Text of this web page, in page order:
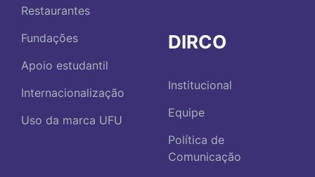
Restaurantes
Fundações
Apoio estudantil
Internacionalização
Uso da marca UFU
DIRCO
Institucional
Equipe
Política de
Comunicação